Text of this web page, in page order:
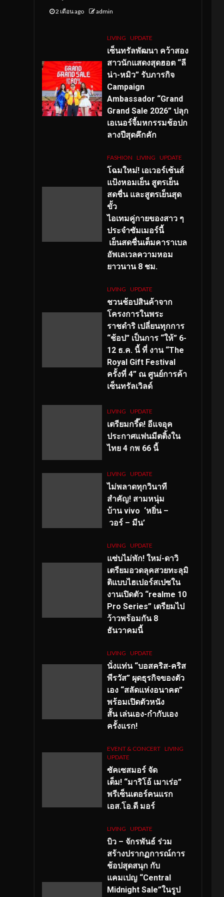
2 เดือน ago admin
LIVING UPDATE
เซ็นทรัลพัฒนา คว้าสอง
สาวนักแสดงสุดฮอต “ลี
น่า-หมิว” รับภารกิจ
Campaign
Ambassador “Grand
Grand Sale 2026” ปลุก
เอเนอร์จี้มหกรรมช้อปก
ลางปีสุดคึกคัก
FASHION LIVING UPDATE
โฉมใหม่! เอเวอร์เซ้นส์
แป้งหอมเย็น สูตรเย็น
สดชื่น และสูตรเย็นสุด
ขั้ว
ไอเทมคู่กายของสาว ๆ
ประจำซัมเมอร์นี้
เย็นสดชื่นเต็มคาราเบล
อัพเลเวลความหอม
ยาวนาน 8 ชม.
LIVING UPDATE
ชวนช้อปสินค้าจาก
โครงการในพระ
ราชดำริ เปลี่ยนทุกการ
“ช้อป” เป็นการ “ให้” 6-
12 ธ.ค. นี้ ที่ งาน “The
Royal Gift Festival
ครั้งที่ 4” ณ ศูนย์การค้า
เซ็นทรัลเวิลด์
LIVING UPDATE
เตรียมกรี๊ด! อีแจอุค
ประกาศแฟนมีตติ้งใน
ไทย 4 กพ 66 นี้
LIVING UPDATE
ไม่พลาดทุกวินาที
สำคัญ! สามหนุ่ม
บ้าน vivo ‘หยิ่น –
วอร์ – มีน’
LIVING UPDATE
แซ่บไม่พัก! ใหม่-ดาวิ
เตรียมอวดลุคสวยทะลุมิ
ติแบบไฮเปอร์สเปซใน
งานเปิดตัว “realme 10
Pro Series” เตรียมไป
ว้าวพร้อมกัน 8
ธันวาคมนี้
LIVING UPDATE
นั่งแท่น “บอสคริส-คริส
พีรวัส” ผุดธุรกิจของตัว
เอง “สลัดแห่งอนาคต”
พร้อมเปิดตัวหนัง
สั้น เล่นเอง-กำกับเอง
ครั้งแรก!
EVENT & CONCERT LIVING
UPDATE
ซัคเซสมอร์ จัด
เต็ม! “มาริโอ้ เมาเร่อ”
พรีเซ็นเตอร์คนแรก
เอส.โอ.ดี มอร์
LIVING UPDATE
บิว – จักรพันธ์ ร่วม
สร้างปรากฏการณ์การ
ช้อปสุดสนุก กับ
แคมเปญ “Central
Midnight Sale”ในรูป